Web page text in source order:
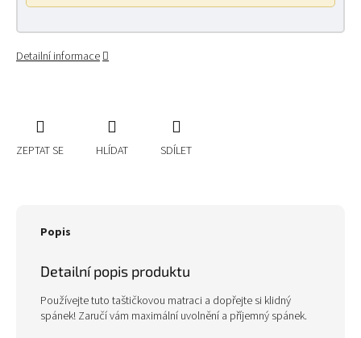
Detailní informace
ZEPTAT SE HLÍDAT SDÍLET
Popis
Detailní popis produktu
Používejte tuto taštičkovou matraci a dopřejte si klidný
spánek! Zaručí vám maximální uvolnění a příjemný spánek.